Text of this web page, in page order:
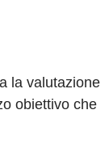
la valutazione
obiettivo che